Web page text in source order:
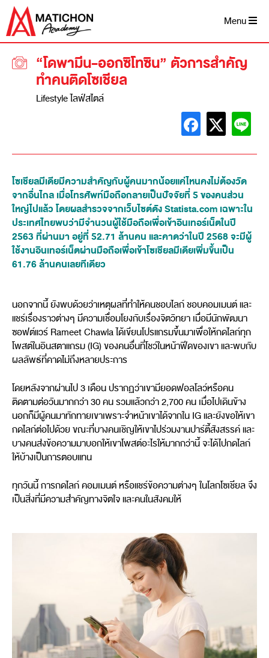
Menu
“โดพามีน-ออกซิโทซิน” ตัวการสำคัญ
ทำคนติดโซเชียล
Lifestyle ไลฟ์สไตล์
โซเชียลมีเดียมีความสำคัญกับผู้คนมากน้อยแค่ไหนคงไม่ต้องวัด
จากอื่นไกล เมื่อโทรศัพท์มือถือกลายเป็นปัจจัยที่ 5 ของคนส่วน
ใหญ่ไปแล้ว โดยผลสำรวจจากเว็บไซต์ดัง Statista.com เฉพาะใน
ประเทศไทยพบว่ามีจำนวนผู้ใช้มือถือเพื่อเข้าอินเทอร์เน็ตในปี
2563 ที่ผ่านมา อยู่ที่ 52.71 ล้านคน และคาดว่าในปี 2568 จะมีผู้
ใช้งานอินเทอร์เน็ตผ่านมือถือเพื่อเข้าโซเชียลมีเดียเพิ่มขึ้นเป็น
61.76 ล้านคนเลยทีเดียว
นอกจากนี้ ยังพบด้วยว่าเหตุผลที่ทำให้คนชอบไลก์ ชอบคอมเมนต์ และ
แชร์เรื่องราวต่างๆ มีความเชื่อมโยงกับเรื่องจิตวิทยา เมื่อมีนักพัฒนา
ซอฟต์แวร์ Rameet Chawla ได้เขียนโปรแกรมขึ้นมาเพื่อให้กดไลก์ทุก
โพสต์ในอินสตาแกรม (IG) ของคนอื่นที่โชว์ในหน้าฟีดของเขา และพบกับ
ผลลัพธ์ที่คาดไม่ถึงหลายประการ
โดยหลังจากผ่านไป 3 เดือน ปรากฏว่าเขามียอดฟอลโลว์หรือคน
ติดตามต่อวันมากกว่า 30 คน รวมแล้วกว่า 2,700 คน เมื่อไปเดินข้าง
นอกก็มีผู้คนมาทักทายเขาเพราะจำหน้าเขาได้จากใน IG และยังขอให้เขา
กดไลก์ต่อไปด้วย ขณะที่บางคนเชิญให้เขาไปร่วมงานปาร์ตี้สังสรรค์ และ
บางคนส่งข้อความมาบอกให้เขาโพสต์อะไรให้มากกว่านี้ จะได้ไปกดไลก์
ให้บ้างเป็นการตอบแทน
ทุกวันนี้ การกดไลก์ คอมเมนต์ หรือแชร์ข้อความต่างๆ ในโลกโซเชียล จึง
เป็นสิ่งที่มีความสำคัญทางจิตใจ และคนในสังคมให้